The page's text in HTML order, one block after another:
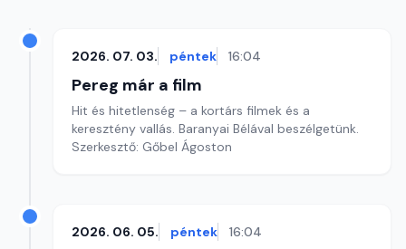
2026. 07. 03. péntek 16:04
Pereg már a film
Hit és hitetlenség – a kortárs filmek és a
keresztény vallás. Baranyai Bélával beszélgetünk.
Szerkesztő: Gőbel Ágoston
2026. 06. 05. péntek 16:04